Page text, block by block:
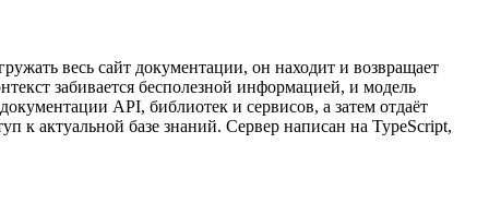
весь сайт документации, он находит и возвращает
забивается бесполезной информацией, и модель
API, библиотек и сервисов, а затем отдаёт
к актуальной базе знаний. Сервер написан на TypeScript,